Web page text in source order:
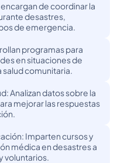
de coordinar la
desastres,
de emergencia.
programas para
en situaciones de
salud comunitaria.
Analizan datos sobre la
mejorar las respuestas
Imparten cursos y
médica en desastres a
voluntarios.